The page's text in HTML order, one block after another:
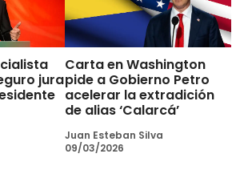
jura
Carta en Washington
pide a Gobierno Petro
acelerar la extradición
de alias ‘Calarcá’
Juan Esteban Silva
09/03/2026